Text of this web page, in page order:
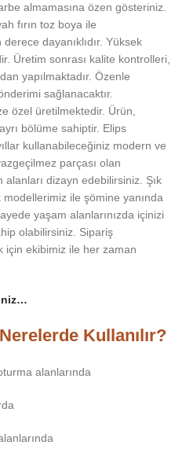
almamasına özen gösteriniz.
fırın toz boya ile
dayanıklıdır. Yüksek
Üretim sonrası kalite kontrolleri,
yapılmaktadır. Özenle
sağlanacaktır.
özel üretilmektedir. Ürün,
bölüme sahiptir. Elips
kullanabileceğiniz modern ve
parçası olan
dizayn edebilirsiniz. Şık
modellerimiz ile şömine yanında
yaşam alanlarınızda içinizi
olabilirsiniz. Sipariş
için ekibimiz ile her zaman
Kullanılır?
alanlarında